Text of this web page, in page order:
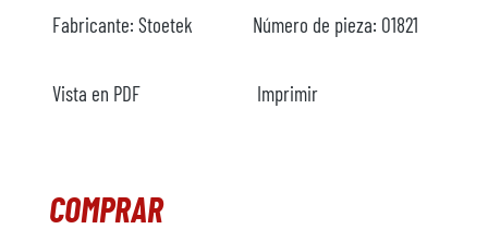
Fabricante: Stoetek Número de pieza: O1821
Vista en PDF Imprimir
COMPRAR